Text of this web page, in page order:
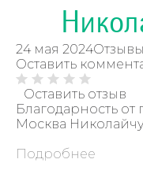
24 мая 2024Отзывы
Оставить
Оставить отзыв
Благодарность от
Москва
Подробнее